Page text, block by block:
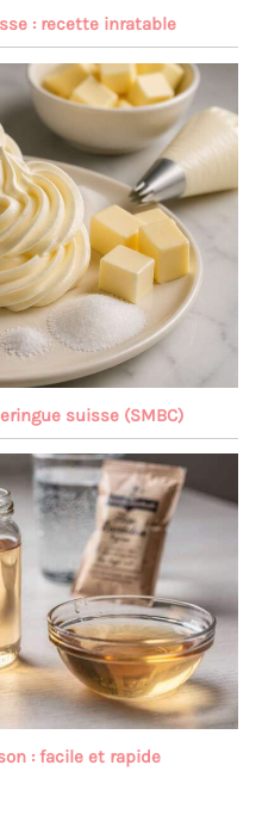
: recette inratable
suisse (SMBC)
: facile et rapide